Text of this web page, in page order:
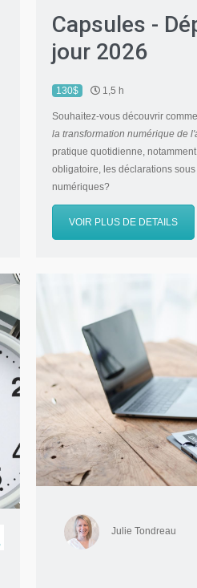
Capsules -
jour 2026
130$ 1,5 h
Souhaitez-vous découvrir
la transformation numérique de
pratique quotidienne,
obligatoire, les déclarations
numériques?
VOIR PLUS DE DETAILS
Julie Tondreau